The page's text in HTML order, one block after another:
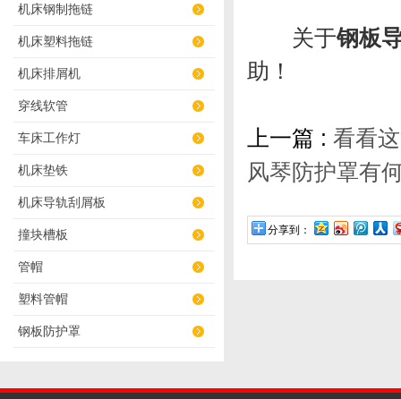
机床钢制拖链
机床塑料拖链
机床排屑机
穿线软管
车床工作灯
机床垫铁
机床导轨刮屑板
撞块槽板
管帽
塑料管帽
钢板防护罩
关于钢板
助！
上一篇 : 看看
风琴防护罩有
分享到：